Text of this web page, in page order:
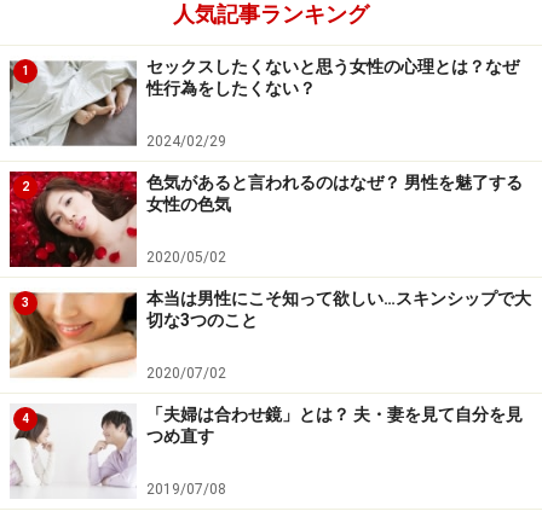
人気記事ランキング
1
セックスしたくないと思う女性の心理とは？なぜ
性行為をしたくない？
2024/02/29
2
色気があると言われるのはなぜ？ 男性を魅了する
女性の色気
2020/05/02
3
本当は男性にこそ知って欲しい…スキンシップで大
切な3つのこと
2020/07/02
4
「夫婦は合わせ鏡」とは？ 夫・妻を見て自分を見
つめ直す
2019/07/08